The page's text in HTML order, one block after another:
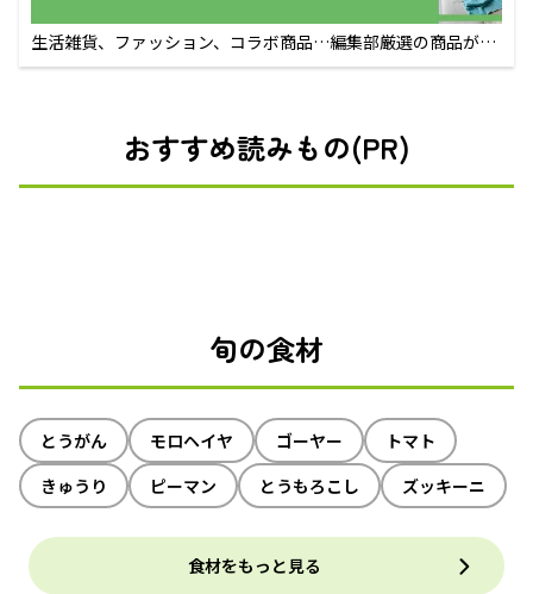
生活雑貨、ファッション、コラボ商品…編集部厳選の商品が買
えるECサイト
おすすめ読みもの(PR)
旬の食材
とうがん モロヘイヤ ゴーヤー
トマト
きゅうり
ピーマン とうもろこし ズッキーニ
食材をもっと見る